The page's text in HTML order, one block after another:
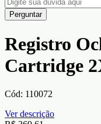
Perguntar
Registro
Cartridge
Cód: 110072
Ver descrição